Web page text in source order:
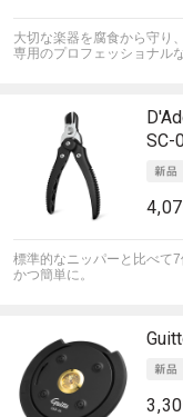
大切な楽器を腐食から守り
専用のプロフェッショナル
SC-
標準的なニッパーと比べて
かつ簡単に。